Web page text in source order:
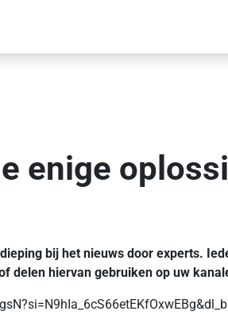
enige
bij het nieuws door experts.
delen hiervan gebruiken op uw